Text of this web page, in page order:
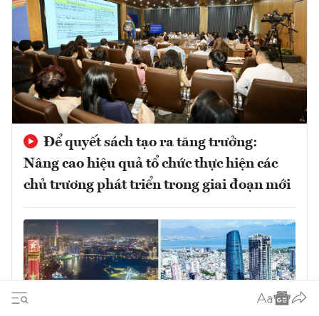
Để quyết sách tạo ra tăng trưởng:
Nâng cao hiệu quả tổ chức thực hiện các
chủ trương phát triển trong giai đoạn mới